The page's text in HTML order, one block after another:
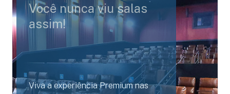
Você nunca viu salas
assim!
Viva a experiência Premium nas